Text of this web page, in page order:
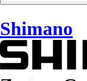
Shimano